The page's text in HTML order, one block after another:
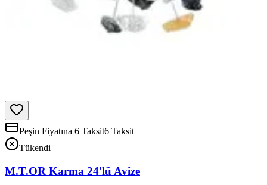
Peşin Fiyatına 6 Taksit6 Taksit
Tükendi
M.T.OR Karma 24'lü Avize